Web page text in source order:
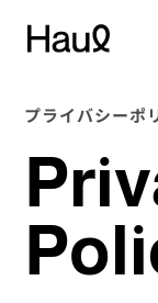
プライバシーポ